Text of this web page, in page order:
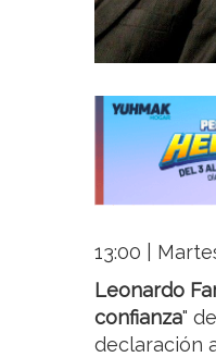
13:00 |
Leonardo
confianza"
declaración